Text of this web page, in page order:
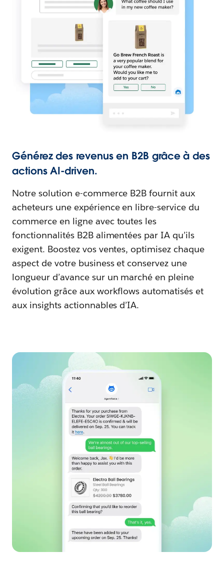
Générez des revenus en B2B grâce à des
actions AI-driven.
Notre solution e-commerce B2B fournit aux
acheteurs une expérience en libre-service du
commerce en ligne avec toutes les
fonctionnalités B2B alimentées par IA qu’ils
exigent. Boostez vos ventes, optimisez chaque
aspect de votre business et conservez une
longueur d’avance sur un marché en pleine
évolution grâce aux workflows automatisés et
aux insights actionnables d’IA.